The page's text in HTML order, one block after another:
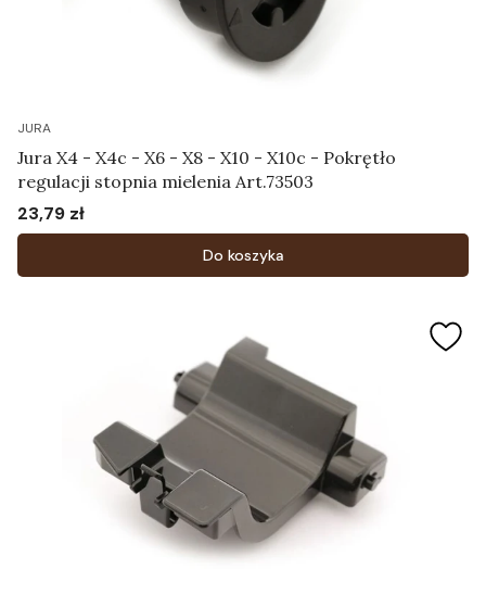
JURA
Jura X4 - X4c - X6 - X8 - X10 - X10c - Pokrętło
regulacji stopnia mielenia Art.73503
Cena
23,79 zł
Do koszyka